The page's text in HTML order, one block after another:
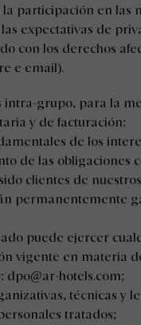
participación en las
expectativas de
con los derechos
e email).
intra-grupo, para la
y de facturación:
de los
de las obligaciones
clientes de
permanentemente
puede ejercer
vigente en materia
dpo@ar-hotels.com;
técnicas y
tratados;